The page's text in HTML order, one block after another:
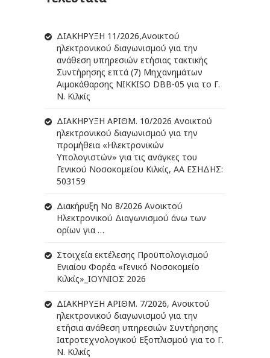
ΔIΑΚΗΡΥΞΗ 11/2026,Ανοικτού
ηλεκτρονικού διαγωνισμού για την
ανάθεση υπηρεσιών ετήσιας τακτικής
Συντήρησης επτά (7) Μηχανημάτων
Αιμοκάθαρσης NIKKISO DBB-05 για το Γ.
Ν. Κιλκίς
ΔIΑΚΗΡΥΞΗ ΑΡIΘΜ. 10/2026 Ανοικτού
ηλεκτρονικού διαγωνισμού για την
προμήθεια «Ηλεκτρονικών
Υπολογιστών» για τις ανάγκες του
Γενικού Νοσοκομείου Κιλκίς, ΑΑ ΕΣΗΔΗΣ:
503159
Διακήρυξη Νο 8/2026 Ανοικτού
Ηλεκτρονικού Διαγωνισμού άνω των
ορίων για …
Στοιχεία εκτέλεσης Προϋπολογισμού
Ενιαίου Φορέα «Γενικό Νοσοκομείο
Κιλκίς»_ΙΟΥΝΙΟΣ 2026
ΔIΑΚΗΡΥΞΗ ΑΡIΘΜ. 7/2026, Ανοικτού
ηλεκτρονικού διαγωνισμού για την
ετήσια ανάθεση υπηρεσιών Συντήρησης
Ιατροτεχνολογικού Εξοπλισμού για το Γ.
Ν. Κιλκίς